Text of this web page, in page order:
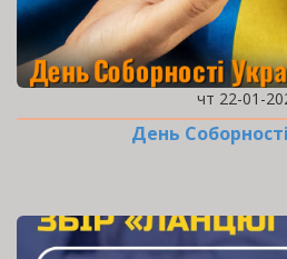
чт 22-01-
День